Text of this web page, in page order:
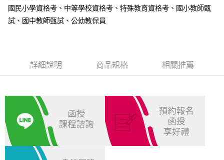
付款後全家取貨.
每筆NT$100，滿NT$1,000(含以上)免運費
每筆NT$100，滿NT$1,000(含以上)免運費
外島郵寄
每筆NT$100，滿NT$1,000(含以上)免運費
國民小學資格考、中等學校資格考、特殊教育資格考、國小教師甄
試、國中教師甄試、公幼教保員
詳細說明 商品規格 相關推薦